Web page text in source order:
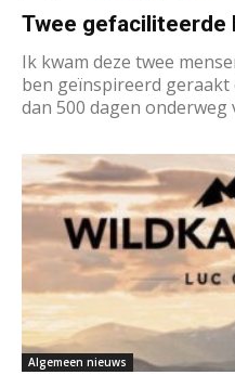
Twee gefaciliteerde
Ik kwam deze twee
ben geïnspireerd
dan 500 dagen onderweg
Algemeen nieuws